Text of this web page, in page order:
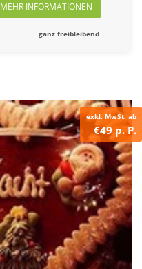
MEHR INFORMATIONEN
ganz freibleibend
exkl. MwSt. ab
€49 p. P.